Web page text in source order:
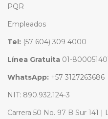
PQR
Empleados
Tel: (57 604) 309 4000
Línea Gratuita 01-
WhatsApp: +57 3127263686
NIT: 890.932.124-3
Carrera 50 No. 97 B Sur 141 |